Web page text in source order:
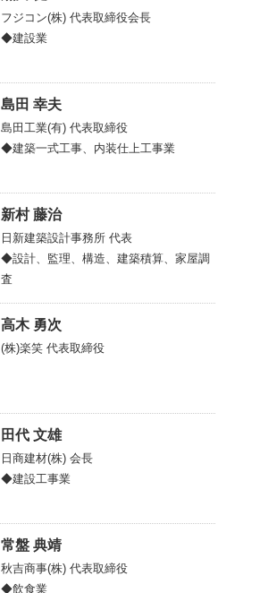
フジコン(株) 代表取締役会長
◆建設業
島田 幸夫
島田工業(有) 代表取締役
◆建築一式工事、内装仕上工事業
新村 藤治
日新建築設計事務所 代表
◆設計、監理、構造、建築積算、家屋調
査
高木 勇次
(株)楽笑 代表取締役
田代 文雄
日商建材(株) 会長
◆建設工事業
常盤 典靖
秋吉商事(株) 代表取締役
◆飲食業